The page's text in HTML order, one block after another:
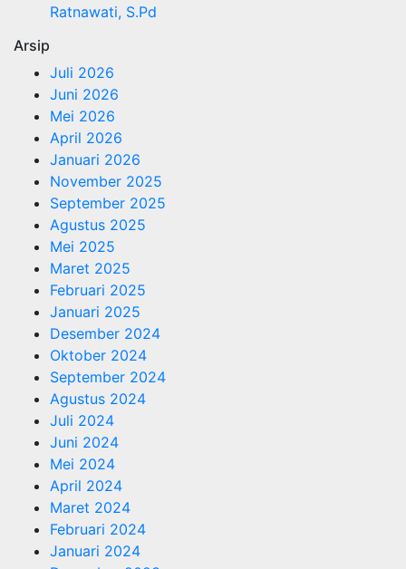
Ratnawati, S.Pd
Arsip
Juli 2026
Juni 2026
Mei 2026
April 2026
Januari 2026
November 2025
September 2025
Agustus 2025
Mei 2025
Maret 2025
Februari 2025
Januari 2025
Desember 2024
Oktober 2024
September 2024
Agustus 2024
Juli 2024
Juni 2024
Mei 2024
April 2024
Maret 2024
Februari 2024
Januari 2024